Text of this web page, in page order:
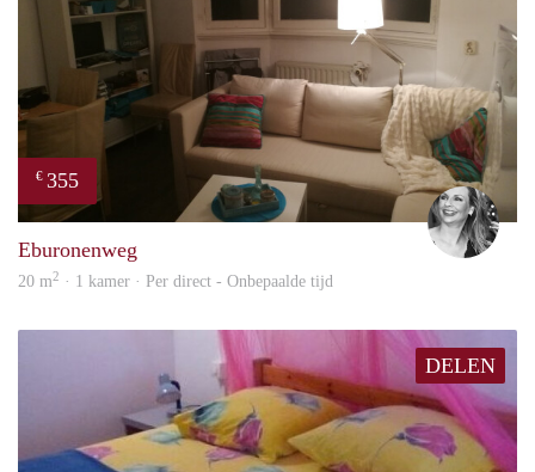
€ 355
Eburonenweg
20 m2 · 1 kamer · Per direct - Onbepaalde tijd
DELEN